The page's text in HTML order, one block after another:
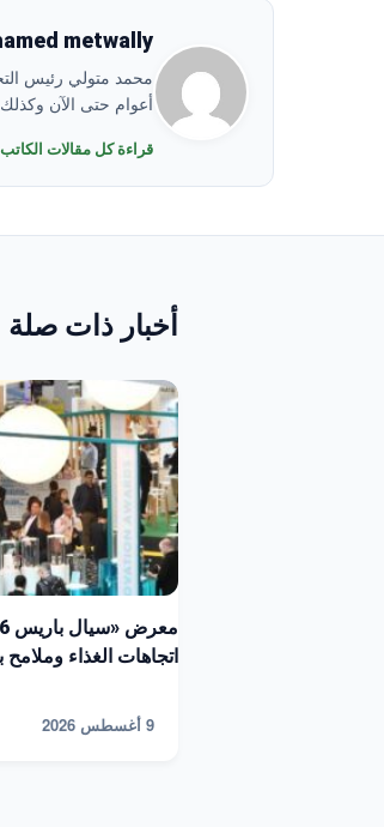
metwally
أعوام حتى الآن
قراءة كل مقالات
أخبار ذات صلة
اتجاهات الغذاء وملامح
9 أغسطس 2026